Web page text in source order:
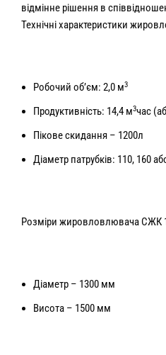
відмінне рішення в
Технічні характеристики
Робочий об’єм: 2,0 м3
Продуктивність: 14,4 м3час
Пікове скидання – 1200л
Діаметр патрубків: 110, 160
Розміри жировловлювача СЖК
Діаметр – 1300 мм
Висота – 1500 мм